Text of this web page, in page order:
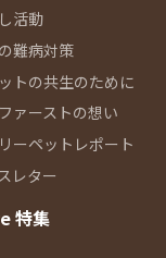
活動
難病対策
トの共生のために
ァーストの想い
ーペットレポート
レター
特集